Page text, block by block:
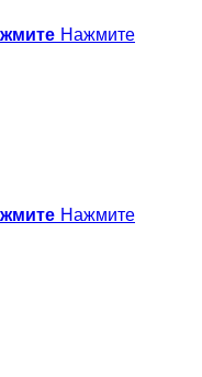
Нажмите
Нажмите